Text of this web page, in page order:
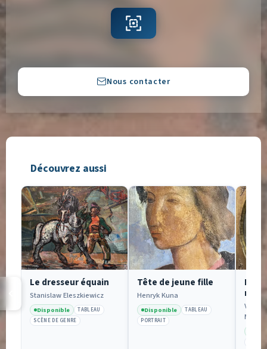
Nous contacter
Copier
Découvrez aussi
Le dresseur équain
Stanislaw Eleszkiewicz
Disponible
TABLEAU
SCÈNE DE GENRE
Tête de jeune fille
Henryk Kuna
Disponible
TABLEAU
PORTRAIT
de